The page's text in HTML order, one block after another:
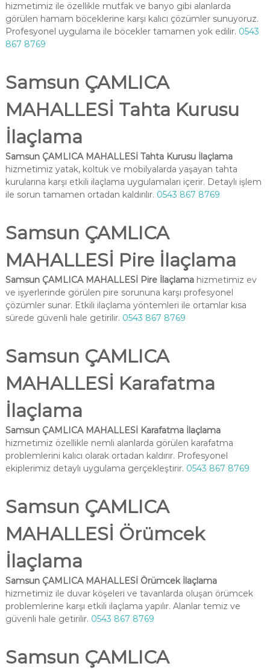
hizmetimiz ile özellikle mutfak ve banyo gibi alanlarda
görülen hamam böceklerine karşı kalıcı çözümler sunuyoruz.
Profesyonel uygulama ile böcekler tamamen yok edilir. 0543
867 8769
Samsun ÇAMLICA
MAHALLESİ Tahta Kurusu
İlaçlama
Samsun ÇAMLICA MAHALLESİ Tahta Kurusu İlaçlama
hizmetimiz yatak, koltuk ve mobilyalarda yaşayan tahta
kurularına karşı etkili ilaçlama uygulamaları içerir. Detaylı işlem
ile sorun tamamen ortadan kaldırılır. 0543 867 8769
Samsun ÇAMLICA
MAHALLESİ Pire İlaçlama
Samsun ÇAMLICA MAHALLESİ Pire İlaçlamahizmetimiz ev
ve işyerlerinde görülen pire sorununa karşı profesyonel
çözümler sunar. Etkili ilaçlama yöntemleri ile ortamlar kısa
sürede güvenli hale getirilir. 0543 867 8769
Samsun ÇAMLICA
MAHALLESİ Karafatma
İlaçlama
Samsun ÇAMLICA MAHALLESİ Karafatma İlaçlama
hizmetimiz özellikle nemli alanlarda görülen karafatma
problemlerini kalıcı olarak ortadan kaldırır. Profesyonel
ekiplerimiz detaylı uygulama gerçekleştirir. 0543 867 8769
Samsun ÇAMLICA
MAHALLESİ Örümcek
İlaçlama
Samsun ÇAMLICA MAHALLESİ Örümcek İlaçlama
hizmetimiz ile duvar köşeleri ve tavanlarda oluşan örümcek
problemlerine karşı etkili ilaçlama yapılır. Alanlar temiz ve
güvenli hale getirilir. 0543 867 8769
Samsun ÇAMLICA